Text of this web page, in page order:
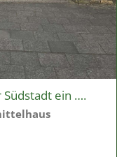
Südstadt ein ….